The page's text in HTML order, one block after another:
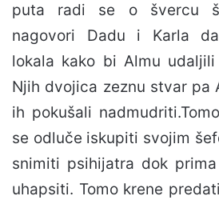
puta radi se o švercu
nagovori Dadu i Karla
lokala kako bi Almu
Njih dvojica zeznu stvar pa
ih pokušali
se odluče iskupiti svojim
snimiti psihijatra dok
uhapsiti. Tomo krene